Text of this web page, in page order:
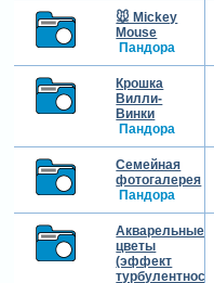
🐭 Mickey
Mouse
Пандора
Крошка
Вилли-
Винки
Пандора
Семейная
фотогалерея
Пандора
Акварельные
цветы
(эффект
турбулентности